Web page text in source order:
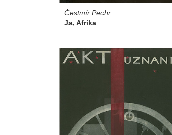
Čestmír Pechr
Ja, Afrika